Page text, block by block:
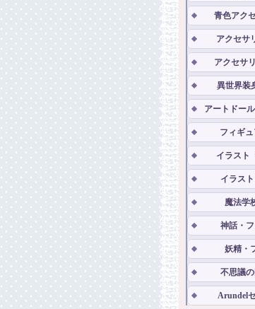
青色アク
アクセサ
アクセサ
異世界装
アートドー
フィギュ
イラスト
イラスト
魔法学
神話・
妖精・
不思議
Arundel